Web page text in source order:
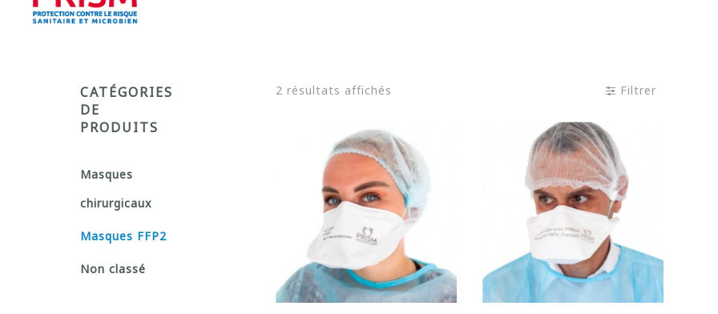
2 résultats affichés Filtrer
CATÉGORIES
DE
PRODUITS
Masques
chirurgicaux
Masques FFP2
Non classé